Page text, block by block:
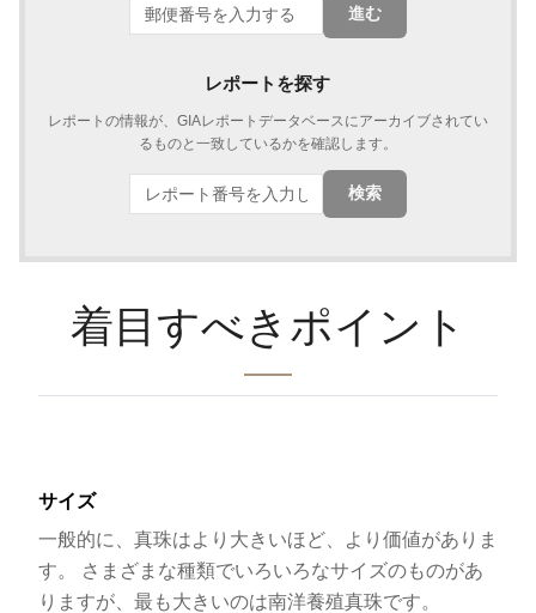
進む
レポートを探す
レポートの情報が、GIAレポートデータベースにアーカイブされてい
るものと一致しているかを確認します。
検索
着目すべきポイント
サイズ
一般的に、真珠はより大きいほど、より価値がありま
す。 さまざまな種類でいろいろなサイズのものがあ
りますが、最も大きいのは南洋養殖真珠です。